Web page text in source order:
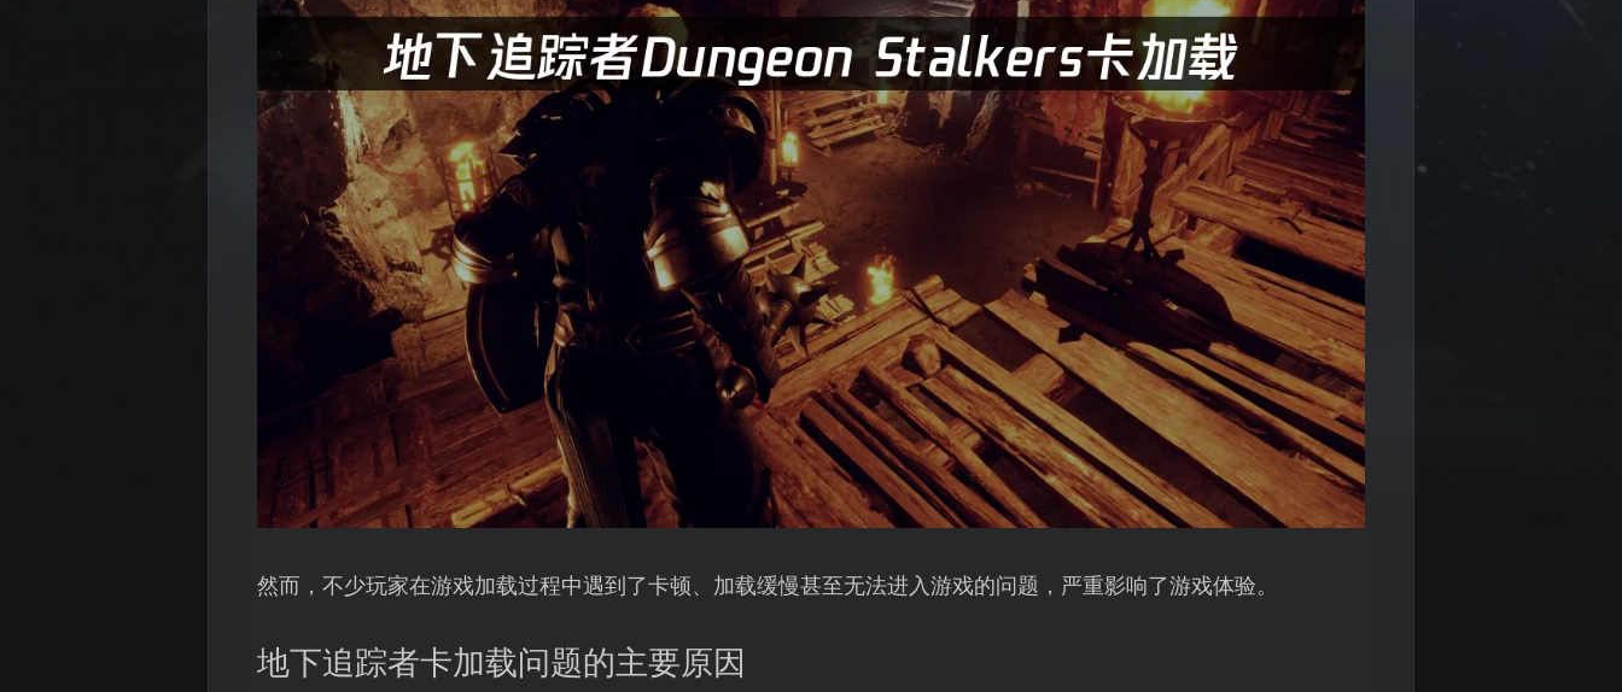
然而，不少玩家在游戏加载过程中遇到了卡顿、加载缓慢甚至无法进入游戏的问题，严重影响了游戏体验。
地下追踪者卡加载问题的主要原因